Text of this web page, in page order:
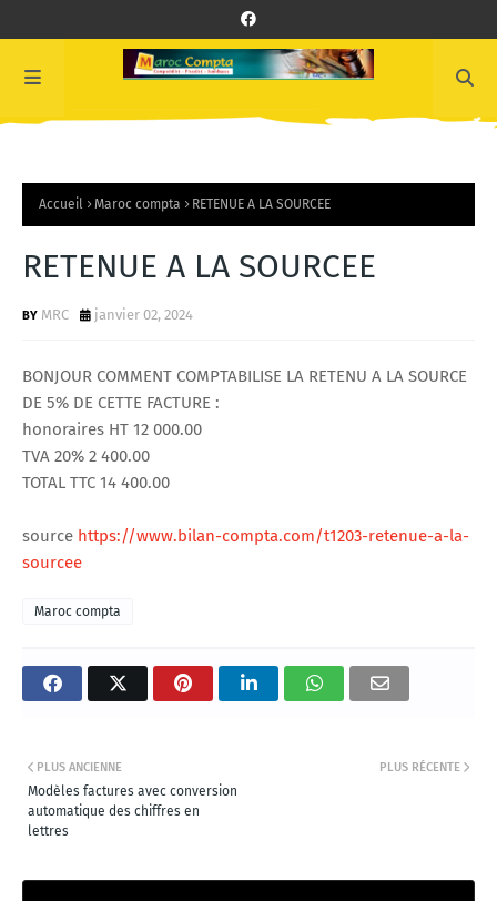
Accueil Maroc compta RETENUE A LA SOURCEE
RETENUE A LA SOURCEE
MRC janvier 02, 2024
BONJOUR COMMENT COMPTABILISE LA RETENU A LA SOURCE
DE 5% DE CETTE FACTURE :
honoraires HT 12 000.00
TVA 20% 2 400.00
TOTAL TTC 14 400.00
source https://www.bilan-compta.com/t1203-retenue-a-la-
sourcee
Maroc compta
PLUS RÉCENTE
PLUS ANCIENNE
Modèles factures avec conversion
automatique des chiffres en
lettres